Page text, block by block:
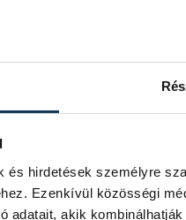
és hirdetések személyre
Ezenkívül közösségi
adatait, akik
Japán fókusszal
a Művészetek Háza
irodalom és a